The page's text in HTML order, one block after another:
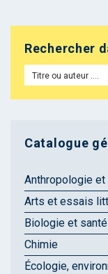
Rechercher
Catalogue
Anthropologie
Arts et essais
Biologie et santé
Chimie
Écologie,